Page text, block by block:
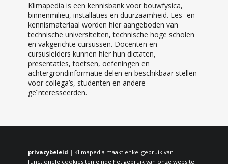
Klimapedia is een kennisbank voor bouwfysica,
binnenmilieu, installaties en duurzaamheid. Les- en
kennismateriaal worden hier aangeboden van
technische universiteiten, technische hoge scholen
en vakgerichte cursussen. Docenten en
cursusleiders kunnen hier hun dictaten,
presentaties, toetsen, oefeningen en
achtergrondinformatie delen en beschikbaar stellen
voor collega’s, studenten en andere
geïnteresseerden.
privacybeleid | Klimapedia maakt enkel gebruik van
functionele cookies ten einde het gebruik van onze website